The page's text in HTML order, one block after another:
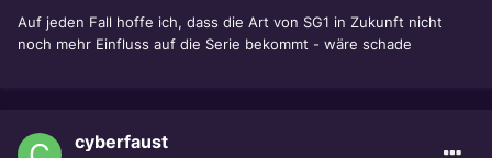
Auf jeden Fall hoffe ich, dass die Art von SG1 in Zukunft nicht
noch mehr Einfluss auf die Serie bekommt - wäre schade
cyberfaust